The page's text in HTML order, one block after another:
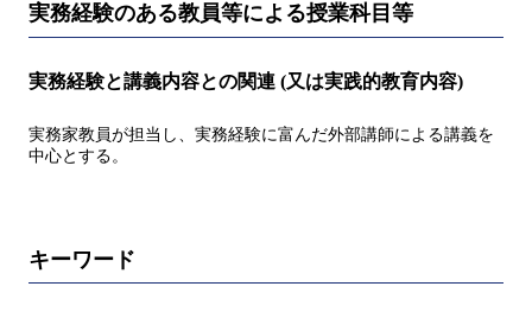
実務経験のある教員等による授業科目等
実務経験と講義内容との関連 (又は実践的教育内容)
実務家教員が担当し、実務経験に富んだ外部講師による講義を
中心とする。
キーワード